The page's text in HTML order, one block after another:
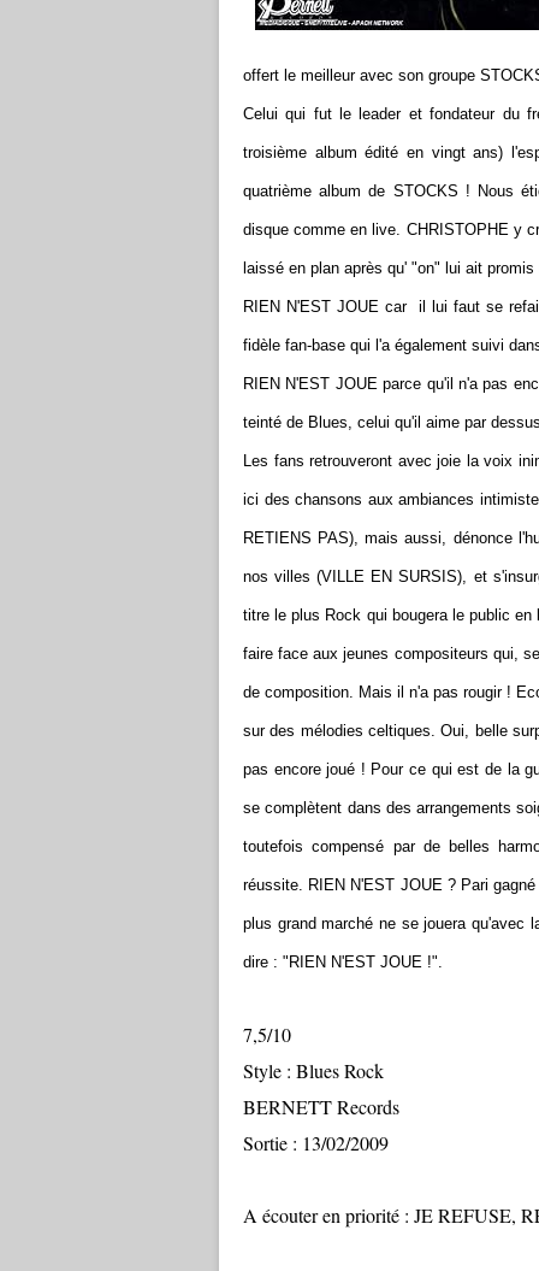
offert le meilleur avec son groupe
Celui qui fut le leader et fondateur du
troisième album édité en vingt ans)
quatrième album de STOCKS ! Nous
disque comme en live. CHRISTOPHE y
laissé en plan après qu' "on" lui ait
RIEN N'EST JOUE car il lui faut se
fidèle fan-base qui l'a également suivi
RIEN N'EST JOUE parce qu'il n'a pas
teinté de Blues, celui qu'il aime par
Les fans retrouveront avec joie la voix
ici des chansons aux ambiances
RETIENS PAS), mais aussi, dénonce
nos villes (VILLE EN SURSIS), et
titre le plus Rock qui bougera le public
faire face aux jeunes compositeurs qui,
de composition. Mais il n'a pas rougir !
sur des mélodies celtiques. Oui, belle
pas encore joué ! Pour ce qui est de la
se complètent dans des arrangements
toutefois compensé par de belles
réussite. RIEN N'EST JOUE ? Pari
plus grand marché ne se jouera qu'avec
dire : "RIEN N'EST JOUE !".
7,5/10
Style : Blues Rock
BERNETT Records
Sortie : 13/02/2009
A écouter en priorité : JE